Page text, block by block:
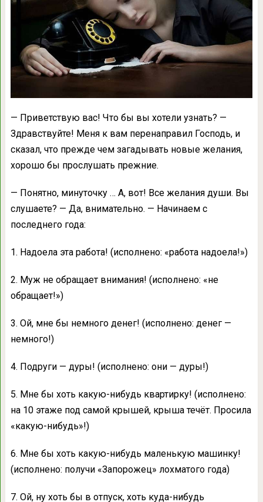
— Приветствую вас! Что бы вы хотели узнать? —
Здравствуйте! Меня к вам перенаправил Господь, и
сказал, что прежде чем загадывать новые желания,
хорошо бы прослушать прежние.
— Понятно, минуточку … А, вот! Все желания души. Вы
слушаете? — Да, внимательно. — Начинаем с
последнего года:
1. Надоела эта работа! (исполнено: «работа надоела!»)
2. Муж не обращает внимания! (исполнено: «не
обращает!»)
3. Ой, мне бы немного денег! (исполнено: денег —
немного!)
4. Подруги — дуры! (исполнено: они — дуры!)
5. Мне бы хоть какую-нибудь квартирку! (исполнено:
на 10 этаже под самой крышей, крыша течёт. Просила
«какую-нибудь»!)
6. Мне бы хоть какую-нибудь маленькую машинку!
(исполнено: получи «Запорожец» лохматого года)
7. Ой, ну хоть бы в отпуск, хоть куда-нибудь